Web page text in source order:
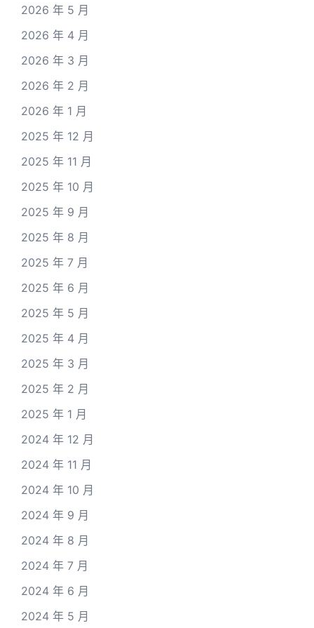
2026 年 5 月
2026 年 4 月
2026 年 3 月
2026 年 2 月
2026 年 1 月
2025 年 12 月
2025 年 11 月
2025 年 10 月
2025 年 9 月
2025 年 8 月
2025 年 7 月
2025 年 6 月
2025 年 5 月
2025 年 4 月
2025 年 3 月
2025 年 2 月
2025 年 1 月
2024 年 12 月
2024 年 11 月
2024 年 10 月
2024 年 9 月
2024 年 8 月
2024 年 7 月
2024 年 6 月
2024 年 5 月